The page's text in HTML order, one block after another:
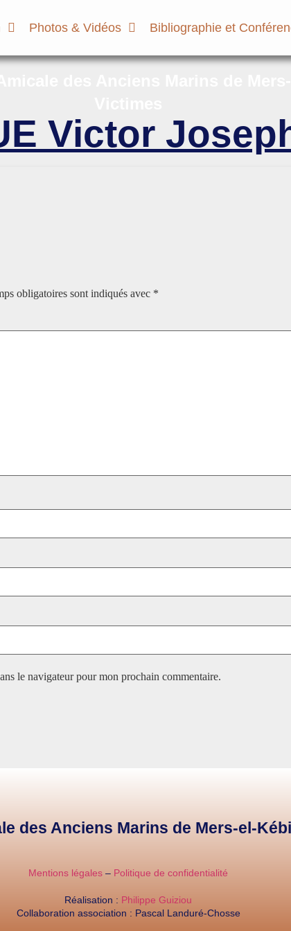
Photos & Vidéos Bibliographie et
Victor
obligatoires sont indiqués avec *
le navigateur pour mon prochain commentaire.
des Anciens Marins de Mers-el-
Mentions légales – Politique de confidentialité
Réalisation : Philippe Guiziou
Collaboration association : Pascal Landuré-Chosse